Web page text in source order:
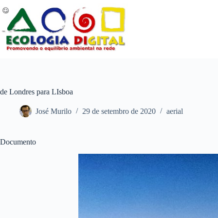
para
conteúdo
de Londres para LIsboa
José Murilo 29 de setembro de 2020 aerial
Documento